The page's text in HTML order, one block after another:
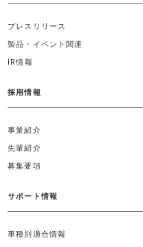
プレスリリース
製品・イベント関連
IR情報
採用情報
事業紹介
先輩紹介
募集要項
サポート情報
車種別適合情報